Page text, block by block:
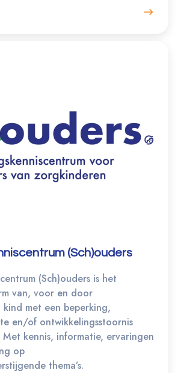
(Sch)ouders
(Sch)ouders is het
van, voor en door
kind met een beperking,
en/of ontwikkelingsstoornis
kennis, informatie, ervaringen
op
thema’s.